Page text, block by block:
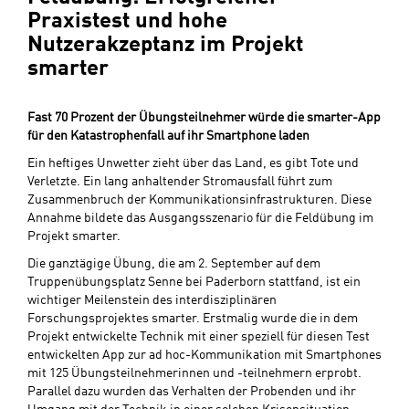
Praxistest und hohe
Nutzerakzeptanz im Projekt
smarter
Fast 70 Prozent der Übungsteilnehmer würde die smarter-App
für den Katastrophenfall auf ihr Smartphone laden
Ein heftiges Unwetter zieht über das Land, es gibt Tote und
Verletzte. Ein lang anhaltender Stromausfall führt zum
Zusammenbruch der Kommunikationsinfrastrukturen. Diese
Annahme bildete das Ausgangsszenario für die Feldübung im
Projekt smarter.
Die ganztägige Übung, die am 2. September auf dem
Truppenübungsplatz Senne bei Paderborn stattfand, ist ein
wichtiger Meilenstein des interdisziplinären
Forschungsprojektes smarter. Erstmalig wurde die in dem
Projekt entwickelte Technik mit einer speziell für diesen Test
entwickelten App zur ad hoc-Kommunikation mit Smartphones
mit 125 Übungsteilnehmerinnen und -teilnehmern erprobt.
Parallel dazu wurden das Verhalten der Probenden und ihr